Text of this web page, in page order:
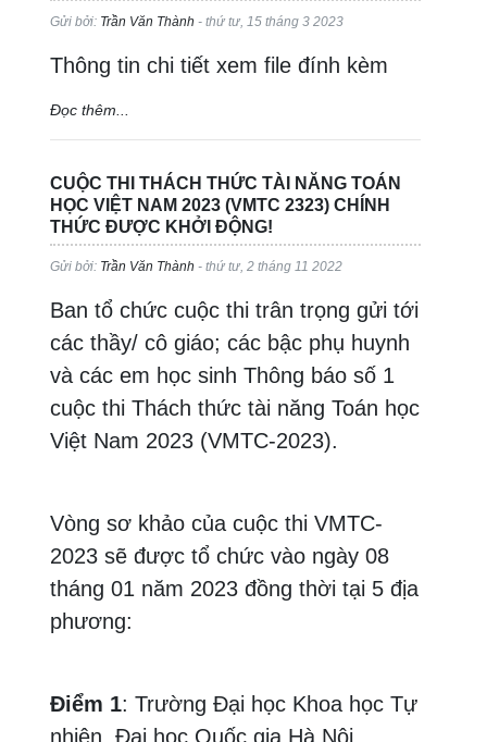
Gửi bởi: Trần Văn Thành - thứ tư, 15 tháng 3 2023
Thông tin chi tiết xem file đính kèm
Đọc thêm...
CUỘC THI THÁCH THỨC TÀI NĂNG TOÁN
HỌC VIỆT NAM 2023 (VMTC 2323) CHÍNH
THỨC ĐƯỢC KHỞI ĐỘNG!
Gửi bởi: Trần Văn Thành - thứ tư, 2 tháng 11 2022
Ban tổ chức cuộc thi trân trọng gửi tới
các thầy/ cô giáo; các bậc phụ huynh
và các em học sinh Thông báo số 1
cuộc thi Thách thức tài năng Toán học
Việt Nam 2023 (VMTC-2023).
Vòng sơ khảo của cuộc thi VMTC-
2023 sẽ được tổ chức vào ngày 08
tháng 01 năm 2023 đồng thời tại 5 địa
phương:
Điểm 1: Trường Đại học Khoa học Tự
nhiên, Đại học Quốc gia Hà Nội.